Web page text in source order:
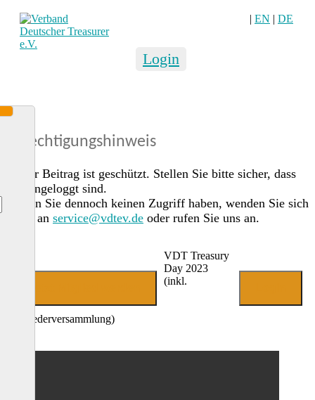
| EN | DE
Login
Berechtigungshinweis
Dieser Beitrag ist geschützt. Stellen Sie bitte sicher, dass
Sie eingeloggt sind.
Sollten Sie dennoch keinen Zugriff haben, wenden Sie sich
gerne an service@vdtev.de oder rufen Sie uns an.
VDT Treasury
Day 2023
(inkl.
Mitgliederversammlung)